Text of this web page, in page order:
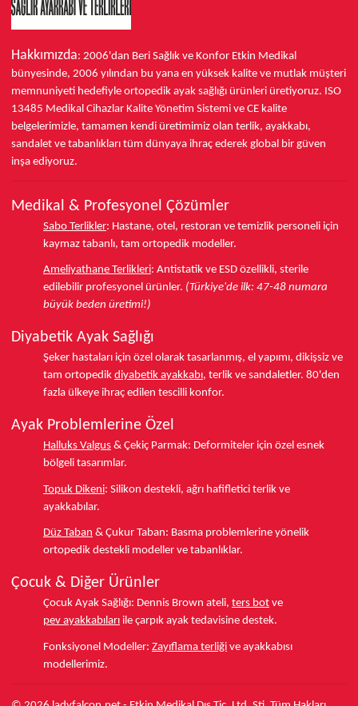
Hakkımızda: 2006'dan Beri Sağlık ve Konfor Etkin Medikal
bünyesinde, 2006 yılından bu yana en yüksek kalite ve mutlak müşteri
memnuniyeti hedefiyle ortopedik ayak sağlığı ürünleri üretiyoruz. ISO
13485 Medikal Cihazlar Kalite Yönetim Sistemi ve CE kalite
belgelerimizle, tamamen kendi üretimimiz olan terlik, ayakkabı,
sandalet ve tabanlıkları tüm dünyaya ihraç ederek global bir güven
inşa ediyoruz.
Medikal & Profesyonel Çözümler
Sabo Terlikler: Hastane, otel, restoran ve temizlik personeli için
kaymaz tabanlı, tam ortopedik modeller.
Ameliyathane Terlikleri: Antistatik ve ESD özellikli, sterile
edilebilir profesyonel ürünler. (Türkiye'de ilk: 47-48 numara
büyük beden üretimi!)
Diyabetik Ayak Sağlığı
Şeker hastaları için özel olarak tasarlanmış, el yapımı, dikişsiz ve
tam ortopedik diyabetik ayakkabı, terlik ve sandaletler. 80'den
fazla ülkeye ihraç edilen tescilli konfor.
Ayak Problemlerine Özel
Halluks Valgus & Çekiç Parmak: Deformiteler için özel esnek
bölgeli tasarımlar.
Topuk Dikeni: Silikon destekli, ağrı hafifletici terlik ve
ayakkabılar.
Düz Taban & Çukur Taban: Basma problemlerine yönelik
ortopedik destekli modeller ve tabanlıklar.
Çocuk & Diğer Ürünler
Çocuk Ayak Sağlığı: Dennis Brown ateli, ters bot ve
pev ayakkabıları ile çarpık ayak tedavisine destek.
Fonksiyonel Modeller: Zayıflama terliği ve ayakkabısı
modellerimiz.